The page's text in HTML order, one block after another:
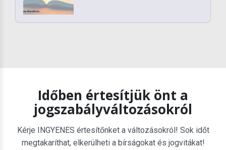
Időben értesítjük önt a
jogszabályváltozásokról
Kérje INGYENES értesítőnket a változásokról! Sok időt
megtakaríthat, elkerülheti a bírságokat és jogvitákat!